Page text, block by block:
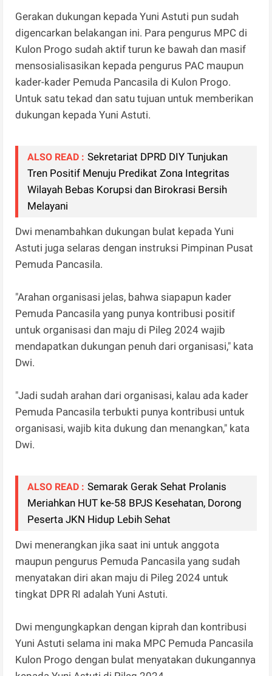
Gerakan dukungan kepada Yuni Astuti pun sudah
digencarkan belakangan ini. Para pengurus MPC di
Kulon Progo sudah aktif turun ke bawah dan masif
mensosialisasikan kepada pengurus PAC maupun
kader-kader Pemuda Pancasila di Kulon Progo.
Untuk satu tekad dan satu tujuan untuk memberikan
dukungan kepada Yuni Astuti.
ALSO READ : Sekretariat DPRD DIY Tunjukan
Tren Positif Menuju Predikat Zona Integritas
Wilayah Bebas Korupsi dan Birokrasi Bersih
Melayani
Dwi menambahkan dukungan bulat kepada Yuni
Astuti juga selaras dengan instruksi Pimpinan Pusat
Pemuda Pancasila.
"Arahan organisasi jelas, bahwa siapapun kader
Pemuda Pancasila yang punya kontribusi positif
untuk organisasi dan maju di Pileg 2024 wajib
mendapatkan dukungan penuh dari organisasi," kata
Dwi.
"Jadi sudah arahan dari organisasi, kalau ada kader
Pemuda Pancasila terbukti punya kontribusi untuk
organisasi, wajib kita dukung dan menangkan," kata
Dwi.
ALSO READ : Semarak Gerak Sehat Prolanis
Meriahkan HUT ke-58 BPJS Kesehatan, Dorong
Peserta JKN Hidup Lebih Sehat
Dwi menerangkan jika saat ini untuk anggota
maupun pengurus Pemuda Pancasila yang sudah
menyatakan diri akan maju di Pileg 2024 untuk
tingkat DPR RI adalah Yuni Astuti.
Dwi mengungkapkan dengan kiprah dan kontribusi
Yuni Astuti selama ini maka MPC Pemuda Pancasila
Kulon Progo dengan bulat menyatakan dukungannya